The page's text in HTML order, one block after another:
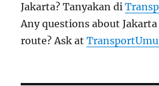
Jakarta? Tanyakan di
Any questions about
route? Ask at